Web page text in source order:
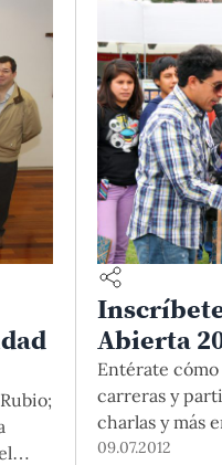
Abierta
Entérate
carreras y
charlas y más
Abierta Feria
09.07.2012